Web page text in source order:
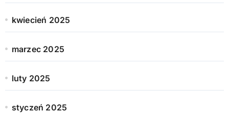
kwiecień 2025
marzec 2025
luty 2025
styczeń 2025